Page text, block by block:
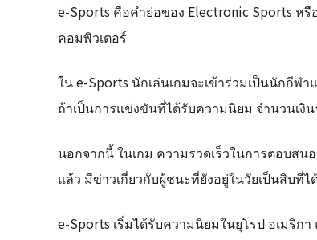
e-Sports คือคำย่อของ Electronic Sports ห
คอมพิวเตอร์
ใน e-Sports นักเล่นเกมจะเข้าร่วมเป็นนักกี
ถ้าเป็นการแข่งขันที่ได้รับความนิยม จำนวนเงิ
นอกจากนี้ ในเกม ความรวดเร็วในการตอบส
แล้ว มีข่าวเกี่ยวกับผู้ชนะที่ยังอยู่ในวัยเป็นสิบที่
e-Sports เริ่มได้รับความนิยมในยุโรป อเมริก